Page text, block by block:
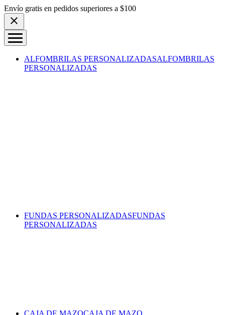
Skip to content
Envío gratis en pedidos superiores a $100
ALFOMBRILAS PERSONALIZADASALFOMBRILAS
PERSONALIZADAS
FUNDAS PERSONALIZADASFUNDAS
PERSONALIZADAS
CAJA DE MAZOCAJA DE MAZO